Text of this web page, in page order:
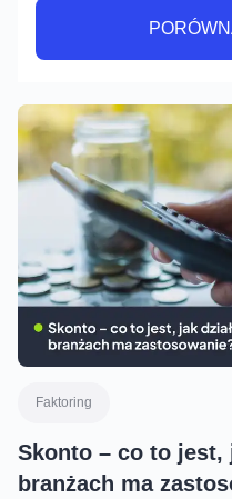
Faktoring
Skonto – co to jest,
branżach ma